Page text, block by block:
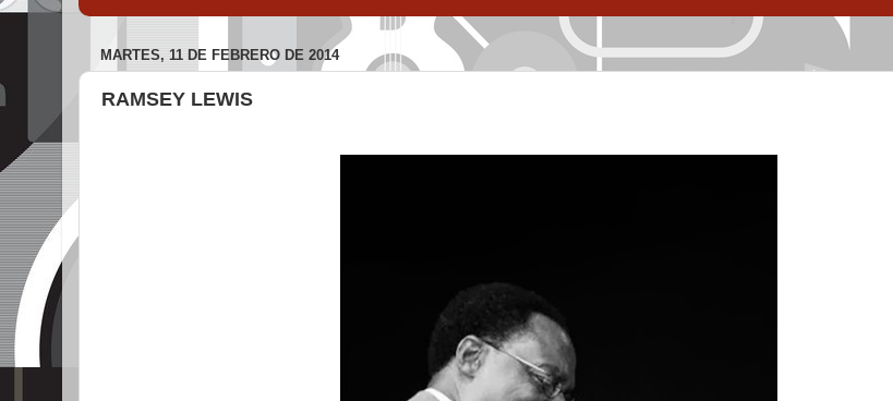
MARTES, 11 DE FEBRERO DE 2014
RAMSEY LEWIS